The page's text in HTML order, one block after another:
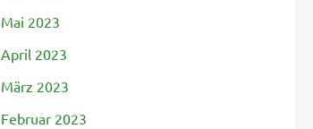
Mai 2023
April 2023
März 2023
Februar 2023